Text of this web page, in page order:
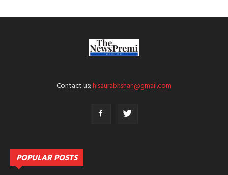
Contact us:hisaurabhshah@gmail.com
POPULAR POSTS